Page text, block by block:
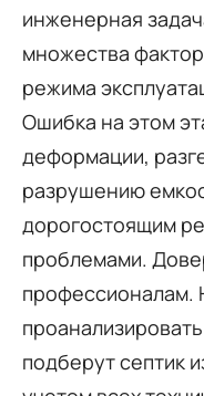
инженерная
множества
режима
Ошибка на этом
деформации,
разрушению
дорогостоящим
проблемами.
профессионалам.
подберут септик